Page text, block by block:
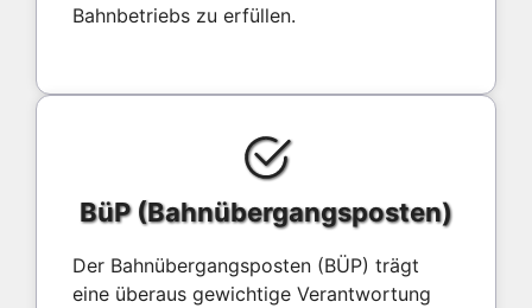
Bahnbetriebs zu erfüllen.
BüP (Bahnübergangsposten)
Der Bahnübergangsposten (BÜP) trägt
eine überaus gewichtige Verantwortung